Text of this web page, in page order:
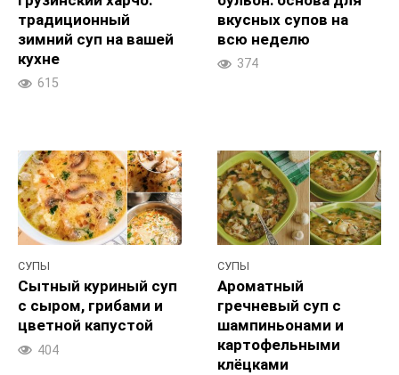
традиционный
зимний суп на вашей
кухне
615
вкусных супов на
всю неделю
374
СУПЫ
Сытный куриный суп
с сыром, грибами и
цветной капустой
404
СУПЫ
Ароматный
гречневый суп с
шампиньонами и
картофельными
клёцками